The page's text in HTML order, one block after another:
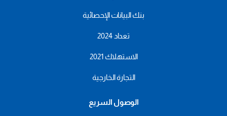
بنك البيانات الإحصائية
تعداد 2024
الاستهلاك 2021
التجارة الخارجية
الوصول السريع